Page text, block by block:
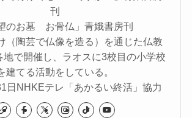
刊
のお墓 お骨仏」青娥書房刊
陶芸で仏像を造る）を通じた仏教
地で開催し、ラオスに3校目の小学校
建てる活動をしている。
日NHKEテレ「あかるい終活」協力